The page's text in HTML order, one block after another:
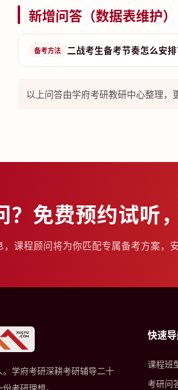
新增问答（数据表维护）
备考方法 二战考生备考节奏怎么安排
以上问答由学府考研教研中心整理，
？免费预约试听
课程顾问将为你匹配专属备考方案，
学府考研深耕考研辅导二十
考研理想。
快速
课程班
考研问